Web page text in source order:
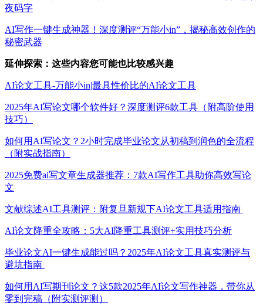
夜码字
AI写作一键生成神器！深度测评“万能小in”，揭秘高效创作的
秘密武器
延伸探索：这些内容您可能也比较感兴趣
AI论文工具-万能小in|最具性价比的AI论文工具
2025年AI写论文哪个软件好？深度测评6款工具（附高阶使用
技巧）
如何用AI写论文？2小时完成毕业论文从初稿到润色的全流程
（附实战指南）
2025免费ai写文章生成器推荐：7款AI写作工具助你高效写论
文
文献综述AI工具测评：附复旦新规下AI论文工具适用指南
AI论文降重全攻略：5大AI降重工具测评+实用技巧分析
毕业论文AI一键生成能过吗？2025年AI论文工具真实测评与
避坑指南
如何用AI写期刊论文？这5款2025年AI论文写作神器，带你从
零到完稿（附实测评测）